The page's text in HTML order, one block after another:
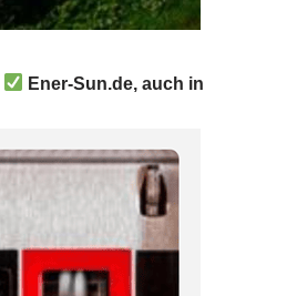
Ener-Sun.de, auch in